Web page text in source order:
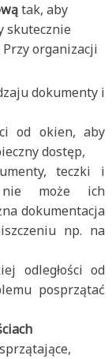
tak, aby
skutecznie
organizacji
dokumenty i
od okien, aby
dostęp,
teczki i
nie może ich
dokumentacja
np. na
odległości od
posprzątać